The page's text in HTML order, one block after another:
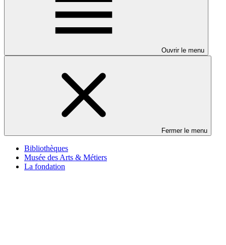
Ouvrir le menu
Fermer le menu
Bibliothèques
Musée des Arts & Métiers
La fondation